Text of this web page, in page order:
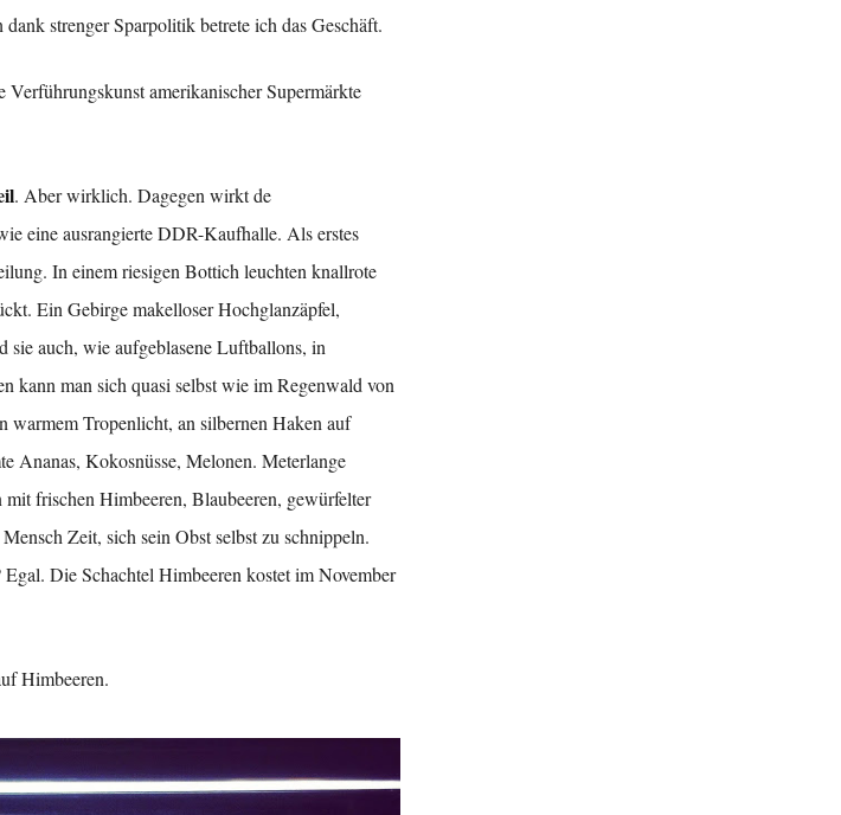
strenger Sparpolitik betrete ich das Geschäft.
amerikanischer Supermärkte
. Aber wirklich. Dagegen wirkt de
eine ausrangierte DDR-Kaufhalle. Als erstes
In einem riesigen Bottich leuchten knallrote
Ein Gebirge makelloser Hochglanzäpfel,
sie auch, wie aufgeblasene Luftballons, in
kann man sich quasi selbst wie im Regenwald von
warmem Tropenlicht, an silbernen Haken auf
Ananas, Kokosnüsse, Melonen. Meterlange
frischen Himbeeren, Blaubeeren, gewürfelter
Zeit, sich sein Obst selbst zu schnippeln.
Die Schachtel Himbeeren kostet im November
Himbeeren.